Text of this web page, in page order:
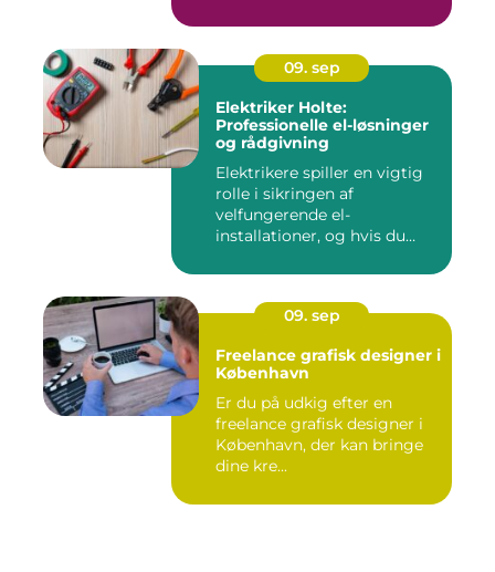
09. sep
Elektriker Holte:
Professionelle el-løsninger
og rådgivning
Elektrikere spiller en vigtig
rolle i sikringen af
velfungerende el-
installationer, og hvis du
09. sep
Freelance grafisk designer i
København
Er du på udkig efter en
freelance grafisk designer i
København, der kan bringe
dine kre...